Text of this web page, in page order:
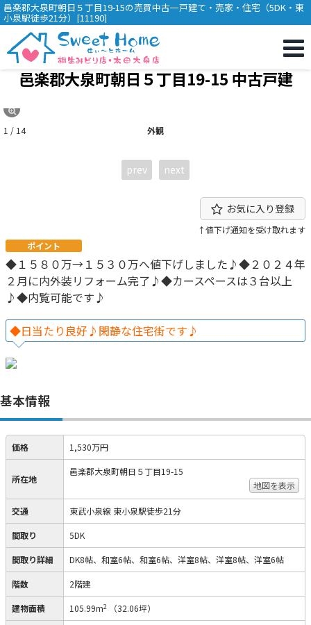
邑楽郡大泉町朝日５丁目19-15の売買中古一戸建て・売家・住宅（5DK・東
小泉駅徒歩21分）[11190]
邑楽郡大泉町朝日５丁目19-15 中古戸建
外観
1 / 14
prev next
お気に入り登録
↑値下げ通知を受け取れます
ポイント
◆１５８０万→１５３０万へ値下げしました♪◆２０２４年
２月に内外装リフォーム完了♪◆カースペースは３台以上
♪◆内覧可能です♪
◆日当たり良好♪閑静な住宅街です♪
基本情報
価格 1,530万円
所在地
邑楽郡大泉町朝日５丁目19-15
地図を表示
交通 東武小泉線 東小泉駅徒歩21分
間取り 5DK
間取り詳細 DK8帖、和室6帖、和室6帖、洋室8帖、洋室8帖、洋室6帖
階数 2階建
建物面積 105.99m2 （32.06坪）